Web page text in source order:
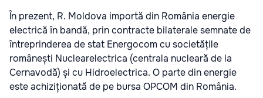
În prezent, R. Moldova importă din România energie
electrică în bandă, prin contracte bilaterale semnate de
întreprinderea de stat Energocom cu societățile
românești Nuclearelectrica (centrala nucleară de la
Cernavodă) și cu Hidroelectrica. O parte din energie
este achiziționată de pe bursa OPCOM din România.